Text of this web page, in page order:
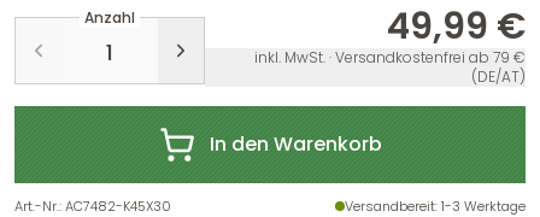
Anzahl 49,99 €
inkl. MwSt. · Versandkostenfrei ab 79 €
(DE/AT)
In den Warenkorb
Art.-Nr.:AC7482-K45X30 Versandbereit: 1-3 Werktage